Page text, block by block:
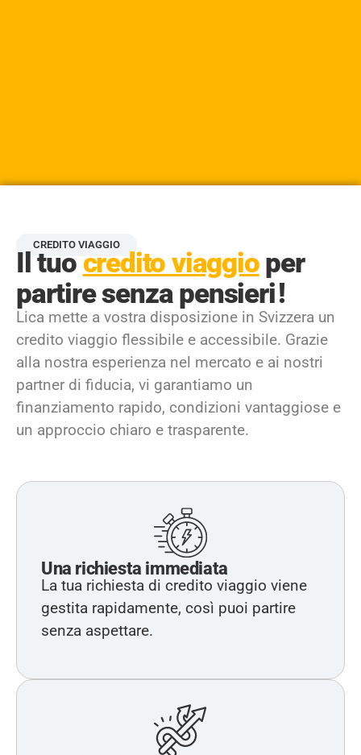
CREDITO VIAGGIO
Il tuo credito viaggioper
partire senza pensieri !
Lica mette a vostra disposizione in Svizzera un
credito viaggio flessibile e accessibile. Grazie
alla nostra esperienza nel mercato e ai nostri
partner di fiducia, vi garantiamo un
finanziamento rapido, condizioni vantaggiose e
un approccio chiaro e trasparente.
Una richiesta immediata
La tua richiesta di credito viaggio viene
gestita rapidamente, così puoi partire
senza aspettare.